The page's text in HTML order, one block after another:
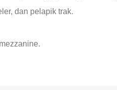
dan pelapik trak.